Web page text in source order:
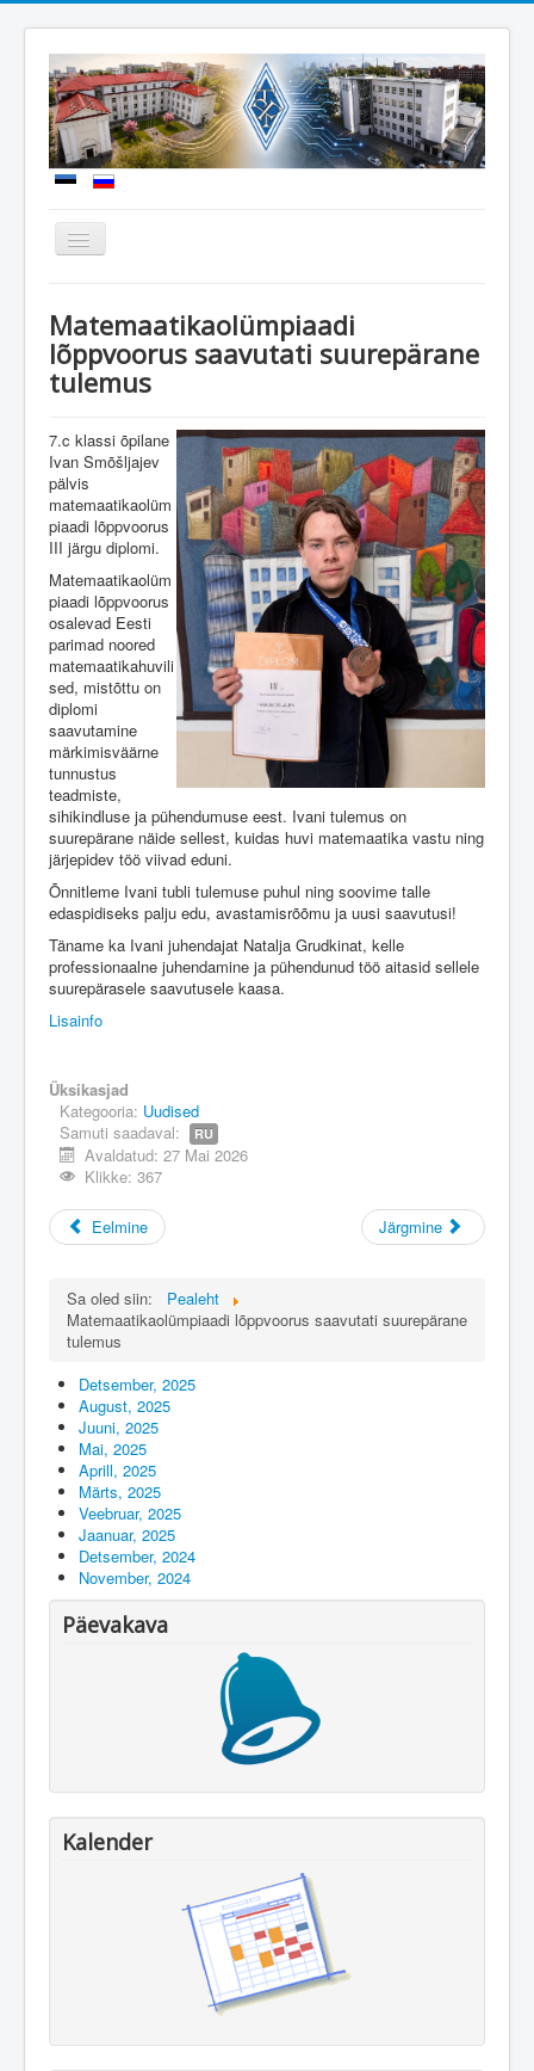
Näita/Peida
menüüd
Meie kool
Sisseastumine
Koolielu
Dokumendid
Üldinfo
Kontakt
Login
Matemaatikaolümpiaadi
lõppvoorus saavutati suurepärane
tulemus
7.c klassi õpilane
Ivan Smõšljajev
pälvis
matemaatikaolüm
piaadi lõppvoorus
III järgu diplomi.
Matemaatikaolüm
piaadi lõppvoorus
osalevad Eesti
parimad noored
matemaatikahuvili
sed, mistõttu on
diplomi
saavutamine
märkimisväärne
tunnustus
teadmiste,
sihikindluse ja pühendumuse eest. Ivani tulemus on
suurepärane näide sellest, kuidas huvi matemaatika vastu ning
järjepidev töö viivad eduni.
Õnnitleme Ivani tubli tulemuse puhul ning soovime talle
edaspidiseks palju edu, avastamisrõõmu ja uusi saavutusi!
Täname ka Ivani juhendajat Natalja Grudkinat, kelle
professionaalne juhendamine ja pühendunud töö aitasid sellele
suurepärasele saavutusele kaasa.
Lisainfo
Üksikasjad
Kategooria: Uudised
Samuti saadaval:
RU
Avaldatud: 27 Mai 2026
Klikke: 367
Eelmine Järgmine
Sa oled siin:
Pealeht
Matemaatikaolümpiaadi lõppvoorus saavutati suurepärane
tulemus
Detsember, 2025
August, 2025
Juuni, 2025
Mai, 2025
Aprill, 2025
Märts, 2025
Veebruar, 2025
Jaanuar, 2025
Detsember, 2024
November, 2024
Päevakava
Kalender